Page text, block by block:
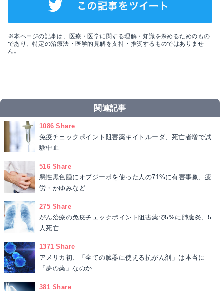
※本ページの記事は、医療・医学に関する理解・知識を深めるためのもの
であり、特定の治療法・医学的見解を支持・推奨するものではありませ
ん。
関連記事
1086 Share
免疫チェックポイント阻害薬キイトルーダ、死亡者増で試
験中止
516 Share
悪性黒色腫にオプジーボを使った人の71%に有害事象、疲
労・かゆみなど
275 Share
がん治療の免疫チェックポイント阻害薬で5%に肺臓炎、5
人死亡
1371 Share
アメリカ初、「全ての臓器に使える抗がん剤」は本当に
「夢の薬」なのか
381 Share